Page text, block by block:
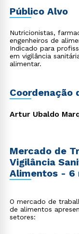
Público Alvo
Nutricionistas,
engenheiros de
Indicado para
em vigilância
alimentar.
Coordenação
Artur Ubaldo
Mercado de
Vigilância
Alimentos - 6
O mercado de
de alimentos
setores: